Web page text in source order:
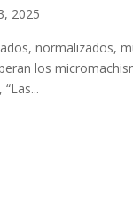
2025
normalizados,
los